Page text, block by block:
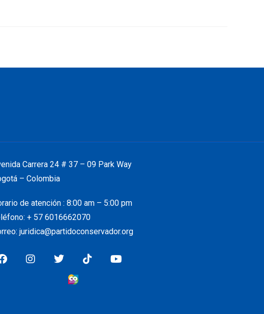
Carrera 24 # 37 – 09 Park Way
– Colombia
de atención : 8:00 am – 5:00 pm
+ 57 6016662070
juridica@partidoconservador.org